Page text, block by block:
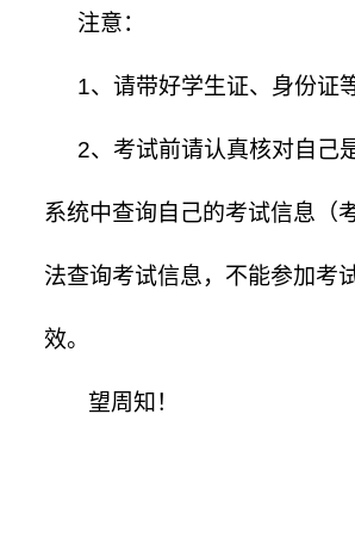
注意：
1、请带好学生证、身份证
2、考试前请认真核对自己
系统中查询自己的考试信息（
法查询考试信息，不能参加考
效。
望周知！